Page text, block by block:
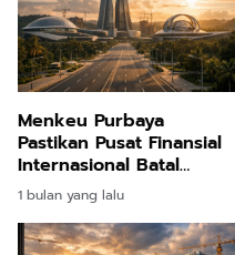
Menkeu Purbaya
Pastikan Pusat Finansial
Internasional Batal
Dibangun di IKN Akibat
Kondisi Terlalu Sepi
1 bulan yang lalu